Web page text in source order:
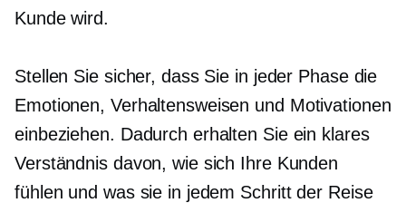
Kunde wird.
Stellen Sie sicher, dass Sie in jeder Phase die
Emotionen, Verhaltensweisen und Motivationen
einbeziehen. Dadurch erhalten Sie ein klares
Verständnis davon, wie sich Ihre Kunden
fühlen und was sie in jedem Schritt der Reise